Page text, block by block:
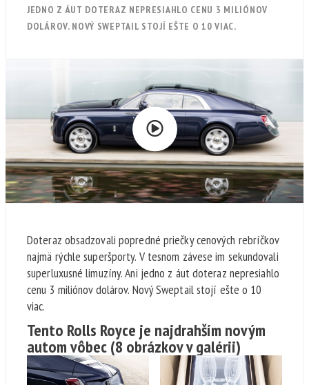
JEDNO Z ÁUT DOTERAZ NEPRESIAHLO CENU 3 MILIÓNOV
DOLÁROV. NOVÝ SWEPTAIL STOJÍ EŠTE O 10 VIAC.
Doteraz obsadzovali popredné priečky cenových rebríčkov
najmä rýchle superšporty. V tesnom závese im sekundovali
superluxusné limuzíny. Ani jedno z áut doteraz nepresiahlo
cenu 3 miliónov dolárov. Nový Sweptail stojí ešte o 10
viac.
Tento Rolls Royce je najdrahším novým
autom vôbec(8 obrázkov v galérii)